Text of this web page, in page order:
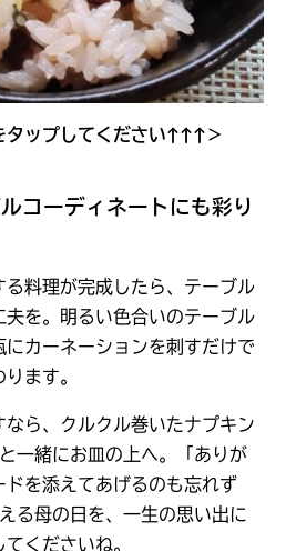
タップしてください↑↑↑＞
コーディネートにも彩り
料理が完成したら、テーブル
夫を。明るい色合いのテーブル
にカーネーションを刺すだけで
ます。
ら、クルクル巻いたナプキン
一緒にお皿の上へ。「ありが
ドを添えてあげるのも忘れず
る母の日を、一生の思い出に
くださいね。